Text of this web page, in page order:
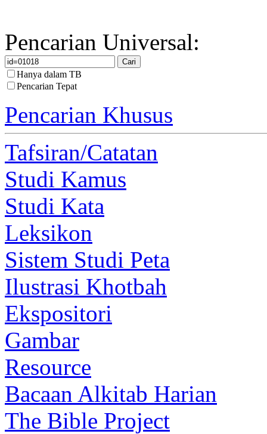
Pencarian Universal:
Hanya dalam TB
Pencarian Tepat
Pencarian Khusus
Tafsiran/Catatan
Studi Kamus
Studi Kata
Leksikon
Sistem Studi Peta
Ilustrasi Khotbah
Ekspositori
Gambar
Resource
Bacaan Alkitab Harian
The Bible Project